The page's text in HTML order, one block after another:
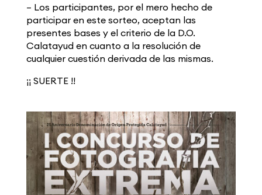
– Los participantes, por el mero hecho de
participar en este sorteo, aceptan las
presentes bases y el criterio de la D.O.
Calatayud en cuanto a la resolución de
cualquier cuestión derivada de las mismas.
¡¡ SUERTE !!